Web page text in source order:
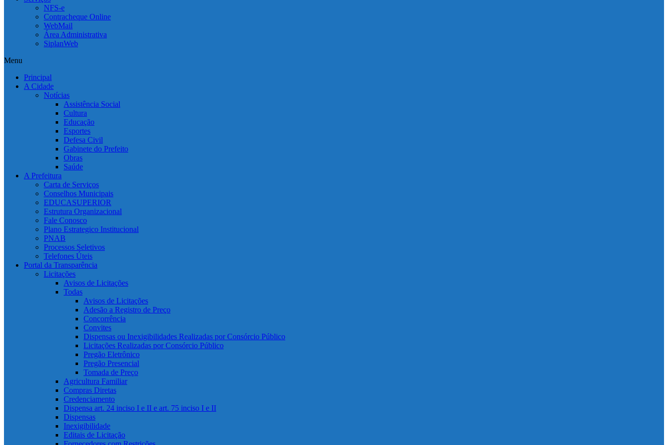
NFS-e
Contracheque Online
WebMail
Área Administrativa
SiplanWeb
Menu
Principal
A Cidade
Notícias
Assistência Social
Cultura
Educação
Esportes
Defesa Civil
Gabinete do Prefeito
Obras
Saúde
A Prefeitura
Carta de Serviços
Conselhos Municipais
EDUCASUPERIOR
Estrutura Organizacional
Fale Conosco
Plano Estrategico Institucional
PNAB
Processos Seletivos
Telefones Úteis
Portal da Transparência
Licitações
Avisos de Licitações
Todas
Avisos de Licitações
Adesão a Registro de Preço
Concorrência
Convites
Dispensas ou Inexigibilidades Realizadas por Consórcio Público
Licitações Realizadas por Consórcio Público
Pregão Eletrônico
Pregão Presencial
Tomada de Preço
Agricultura Familiar
Compras Diretas
Credenciamento
Dispensa art. 24 inciso I e II e art. 75 inciso I e II
Dispensas
Inexigibilidade
Editais de Licitação